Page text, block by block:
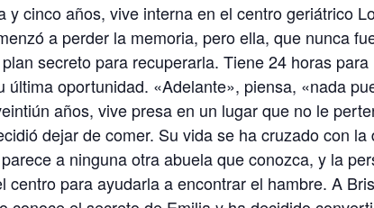
y cinco años, vive interna en el centro geriátrico
a perder la memoria, pero ella, que nunca
secreto para recuperarla. Tiene 24 horas para
última oportunidad. «Adelante», piensa, «nada
años, vive presa en un lugar que no le
dejar de comer. Su vida se ha cruzado con la
a ninguna otra abuela que conozca, y la
centro para ayudarla a encontrar el hambre. A